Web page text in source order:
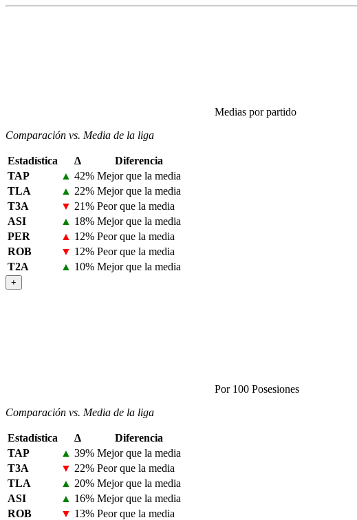
Medias por partido
Comparación vs. Media de la liga
Estadística Δ
Diferencia
TAP
▲ 42% Mejor que la media
TLA
▲ 22% Mejor que la media
T3A
▼ 21% Peor que la media
ASI
▲ 18% Mejor que la media
PER
▲ 12% Peor que la media
ROB
▼ 12% Peor que la media
T2A
▲ 10% Mejor que la media
+
Por 100 Posesiones
Comparación vs. Media de la liga
Estadística Δ
Diferencia
TAP
▲ 39% Mejor que la media
T3A
▼ 22% Peor que la media
TLA
▲ 20% Mejor que la media
ASI
▲ 16% Mejor que la media
ROB
▼ 13% Peor que la media